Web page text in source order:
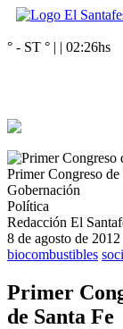
° - ST ° | | 02:26hs
Primer Congreso
Gobernación
Política
Redacción El
8 de agosto de 2012
biocombustibles
Primer
de Santa Fe